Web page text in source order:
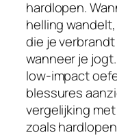
hardlopen.
helling
die je
wanneer je
low-impact
blessures
vergelijking
zoals